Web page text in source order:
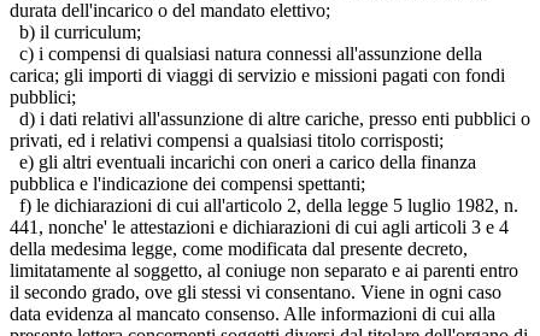
durata dell'incarico o del mandato elettivo;
b) il curriculum;
c) i compensi di qualsiasi natura connessi all'assunzione della
carica; gli importi di viaggi di servizio e missioni pagati con fondi
pubblici;
d) i dati relativi all'assunzione di altre cariche, presso enti pubblici o
privati, ed i relativi compensi a qualsiasi titolo corrisposti;
e) gli altri eventuali incarichi con oneri a carico della finanza
pubblica e l'indicazione dei compensi spettanti;
f) le dichiarazioni di cui all'articolo 2, della legge 5 luglio 1982, n.
441, nonche' le attestazioni e dichiarazioni di cui agli articoli 3 e 4
della medesima legge, come modificata dal presente decreto,
limitatamente al soggetto, al coniuge non separato e ai parenti entro
il secondo grado, ove gli stessi vi consentano. Viene in ogni caso
data evidenza al mancato consenso. Alle informazioni di cui alla